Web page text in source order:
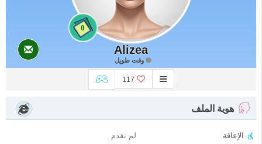
0
Alizea
وقت طويل
117
هوية الملف
الإعاقة
لم تقدم